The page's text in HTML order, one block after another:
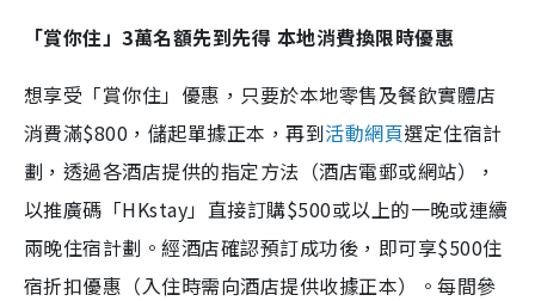
「賞你住」3萬名額先到先得 本地消費換限時優惠
想享受「賞你住」優惠，只要於本地零售及餐飲實體店
消費滿$800，儲起單據正本，再到活動網頁選定住宿計
劃，透過各酒店提供的指定方法（酒店電郵或網站），
以推廣碼「HKstay」直接訂購$500或以上的一晚或連續
兩晚住宿計劃。經酒店確認預訂成功後，即可享$500住
宿折扣優惠（入住時需向酒店提供收據正本）。每間參